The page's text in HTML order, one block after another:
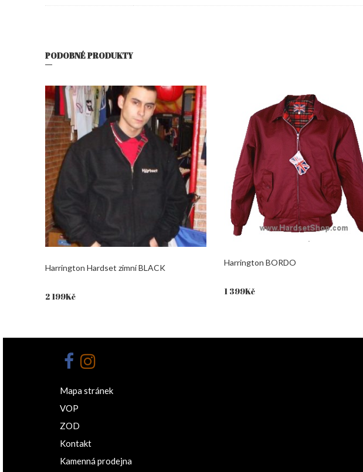
PODOBNÉ PRODUKTY
Harrington Hardset zimní BLACK
2 199Kč
Harrington BORDO
1 399Kč
Mapa stránek
VOP
ZOD
Kontakt
Kamenná prodejna